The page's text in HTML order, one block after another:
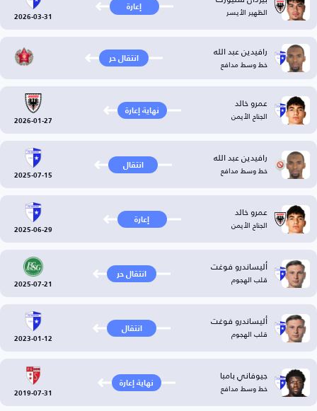
الظهير الأيسر إعارة
2026-03-31
رافيدين عبد الله
خط وسط مدافع انتقال حر
عمرو خالد
الجناح الأيمن نهاية إعارة
2026-01-27
رافيدين عبد الله
خط وسط مدافع انتقال
2025-07-15
عمرو خالد
الجناح الأيمن إعارة
2025-06-29
أليساندرو فوغت
قلب الهجوم انتقال حر
2025-07-21
أليساندرو فوغت
قلب الهجوم انتقال
2023-01-12
جيوفاني بامبا
خط وسط مدافع نهاية إعارة
2019-07-31